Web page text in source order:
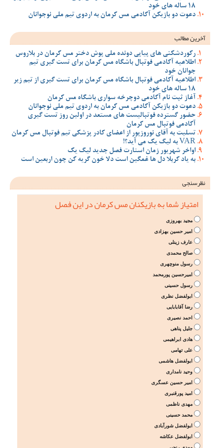
18 ساله های خود
دعوت دو بازیکن آکادمی مس کرمان به اردوی تیم ملی نوجوانان
آخرین مطالب
رکوردشکنی های پیاپی دونده ملی پوش دختر مس کرمان در بلاروس
اطلاعیه آکادمی فوتبال باشگاه مس کرمان برای تست گیری تیم
جوانان خود
اطلاعیه آکادمی فوتبال باشگاه مس کرمان برای تست گیری از تیم زیر
18 ساله های خود
آغاز ثبت نام آکادمی دوچرخه سواری باشگاه مس کرمان
دعوت دو بازیکن آکادمی مس کرمان به اردوی تیم ملی نوجوانان
حضور گسترده فوتبالیست های مستعد در اولین روز تست گیری
آکادمی فوتبال مس کرمان
تسلیت به آقای نوروزپور از اعضای کادر پزشکی تیم فوتبال مس کرمان
VAR به لیگ یک می آید؟!
اواخر شهریور زمان استارت فصل جدید لیگ یک
به یاد کربلا دل ها غمگین است دلا خون گریه کن چون اربعین است
نظرسنجی
امتیاز شما به بازیکنان مس کرمان در این فصل
مجید بهروزی
امیر حسین بهزادی
عارف زینلی
صالح محمدی
رسول منوچهری
امیرحسین پورمحمد
رسول حسینی
ابولفضل نظری
رضا آقابابایی
احمد نصیری
جلیل پناهی
هادی ابراهیمی
علی تهامی
ابولفضل هاشمی
وحید نامداری
امیر حسین عسگری
امید پورقنبری
مهدی ناظمی
محمد حسینی
ابولفضل شورآبادی
ابولفضل عکاشه